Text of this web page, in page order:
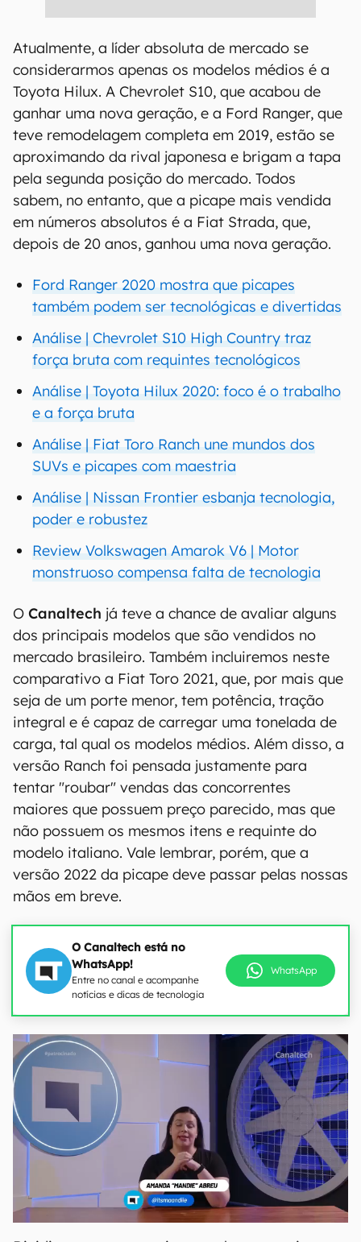
Atualmente, a líder absoluta de mercado se
considerarmos apenas os modelos médios é a
Toyota Hilux. A Chevrolet S10, que acabou de
ganhar uma nova geração, e a Ford Ranger, que
teve remodelagem completa em 2019, estão se
aproximando da rival japonesa e brigam a tapa
pela segunda posição do mercado. Todos
sabem, no entanto, que a picape mais vendida
em números absolutos é a Fiat Strada, que,
depois de 20 anos, ganhou uma nova geração.
Ford Ranger 2020 mostra que picapes
também podem ser tecnológicas e divertidas
Análise | Chevrolet S10 High Country traz
força bruta com requintes tecnológicos
Análise | Toyota Hilux 2020: foco é o trabalho
e a força bruta
Análise | Fiat Toro Ranch une mundos dos
SUVs e picapes com maestria
Análise | Nissan Frontier esbanja tecnologia,
poder e robustez
Review Volkswagen Amarok V6 | Motor
monstruoso compensa falta de tecnologia
O Canaltech já teve a chance de avaliar alguns
dos principais modelos que são vendidos no
mercado brasileiro. Também incluiremos neste
comparativo a Fiat Toro 2021, que, por mais que
seja de um porte menor, tem potência, tração
integral e é capaz de carregar uma tonelada de
carga, tal qual os modelos médios. Além disso, a
versão Ranch foi pensada justamente para
tentar "roubar" vendas das concorrentes
maiores que possuem preço parecido, mas que
não possuem os mesmos itens e requinte do
modelo italiano. Vale lembrar, porém, que a
versão 2022 da picape deve passar pelas nossas
mãos em breve.
O Canaltech está no
WhatsApp!
Entre no canal e acompanhe
notícias e dicas de tecnologia
WhatsApp